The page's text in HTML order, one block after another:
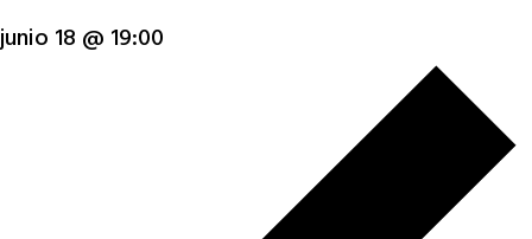
junio 18 @ 19:00